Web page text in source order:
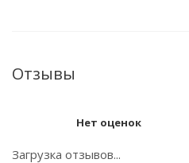
Отзывы
Нет оценок
Загрузка отзывов...